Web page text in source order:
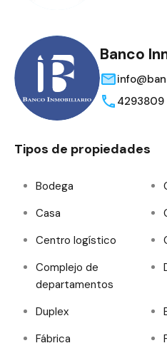
Banco
4293809
Tipos de propiedades
Bodega
Casa
Centro logístico
Complejo de
departamentos
Duplex
Fábrica